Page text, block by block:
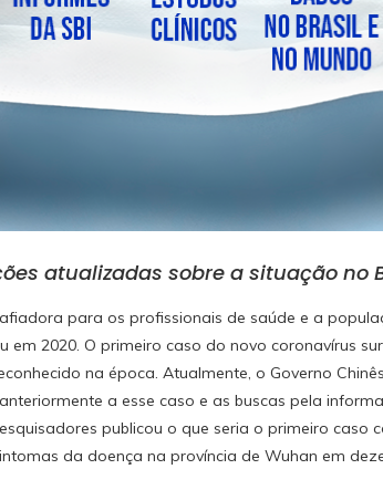
atualizadas sobre a situação no
para os profissionais de saúde e a
em 2020. O primeiro caso do novo coronavírus
na época. Atualmente, o Governo
a esse caso e as buscas pela
publicou o que seria o primeiro caso
da doença na província de Wuhan em